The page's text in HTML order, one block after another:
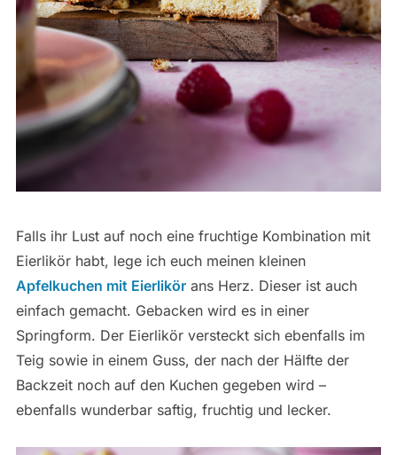
Falls ihr Lust auf noch eine fruchtige Kombination mit
Eierlikör habt, lege ich euch meinen kleinen
Apfelkuchen mit Eierlikörans Herz. Dieser ist auch
einfach gemacht. Gebacken wird es in einer
Springform. Der Eierlikör versteckt sich ebenfalls im
Teig sowie in einem Guss, der nach der Hälfte der
Backzeit noch auf den Kuchen gegeben wird –
ebenfalls wunderbar saftig, fruchtig und lecker.